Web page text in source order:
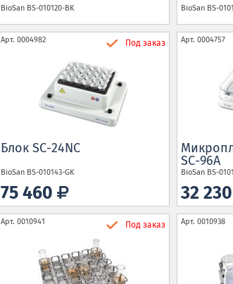
BioSan BS-010120-BK BioSan BS-
Арт. 0004982 Под заказ
Блок SC-24NC
BioSan BS-010143-GK
75 460
Арт. 0004757
SC-96A
BioSan BS-
32 230
Арт. 0010941 Под заказ Арт. 0010938